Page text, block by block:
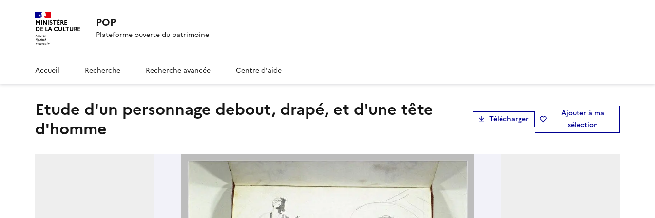
MINISTÈRE
DE LA CULTURE POP
Plateforme ouverte du patrimoine
Accueil Recherche Recherche avancée Centre d'aide
Etude d'un personnage debout, drapé, et d'une tête
d'homme
Télécharger
Ajouter à ma
sélection